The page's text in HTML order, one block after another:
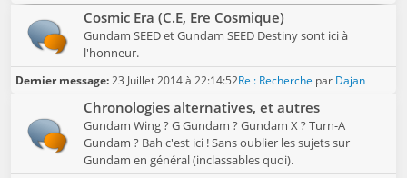
Cosmic Era (C.E, Ere Cosmique)
Gundam SEED et Gundam SEED Destiny sont ici à
l'honneur.
Dernier message:23 Juillet 2014 à 22:14:52Re : Recherche par Dajan
Chronologies alternatives, et autres
Gundam Wing ? G Gundam ? Gundam X ? Turn-A
Gundam ? Bah c'est ici ! Sans oublier les sujets sur
Gundam en général (inclassables quoi).